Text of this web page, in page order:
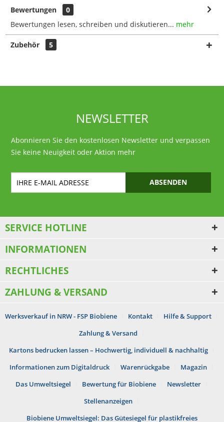
Bewertungen
0
Bewertungen lesen, schreiben und diskutieren... mehr
Zubehör 5
NEWSLETTER
Abonnieren Sie den kostenlosen Newsletter und verpassen
Sie keine Neuigkeit oder Aktion mehr
ABSENDEN
SERVICE HOTLINE
INFORMATIONEN
RECHTLICHES
ZAHLUNG & VERSAND
Werksverkauf in NRW - FSP Biobiene Kontakt
Hilfe & Support
Zahlung & Versand
Kartons bedrucken lassen – Hochwertig, individuell & nachhaltig
Informationen zum Digitaldruck
Warenrückgabe
Magazin
Das Umweltsiegel
Bewertung für Biobiene
Newsletter
Stellenanzeigen
Biobiene Umweltsiegel: Das Gütesiegel für plastikfreies